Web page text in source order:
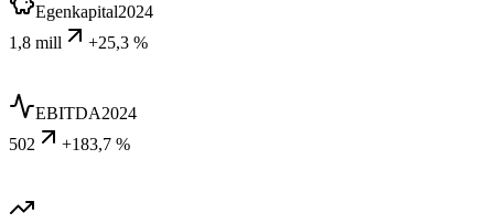
Egenkapital2024
1,8 mill
+25,3 %
EBITDA2024
502
+183,7 %